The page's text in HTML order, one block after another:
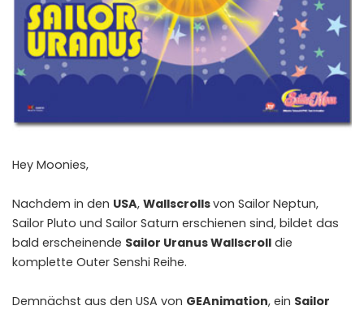
Hey Moonies,
Nachdem in den USA, Wallscrollsvon Sailor Neptun,
Sailor Pluto und Sailor Saturn erschienen sind, bildet das
bald erscheinende Sailor Uranus Wallscroll die
komplette Outer Senshi Reihe.
Demnächst aus den USA von GEAnimation, ein Sailor